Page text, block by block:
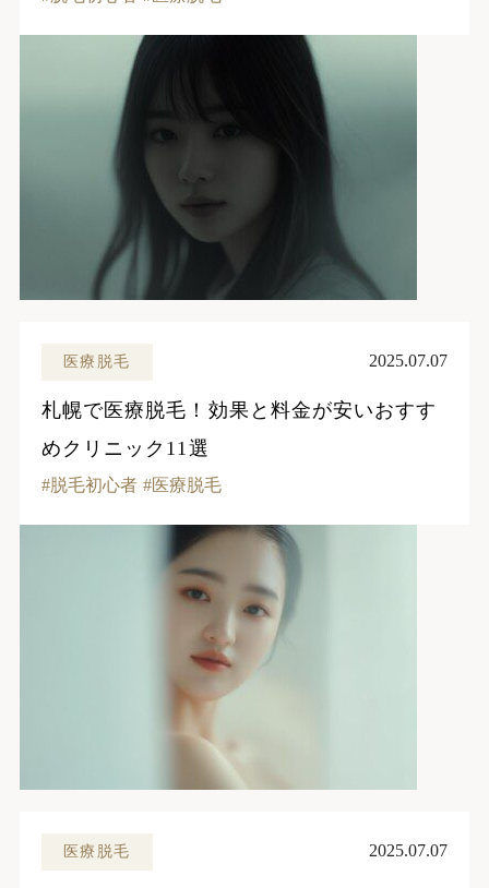
医療脱毛 2025.07.07
札幌で医療脱毛！効果と料金が安いおすす
めクリニック11選
脱毛初心者 医療脱毛
医療脱毛 2025.07.07